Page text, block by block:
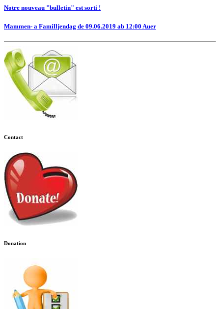
Notre nouveau "bulletin" est sorti !
Mammen- a Familljendag de 09.06.2019 ab 12:00 Auer
Contact
Donation